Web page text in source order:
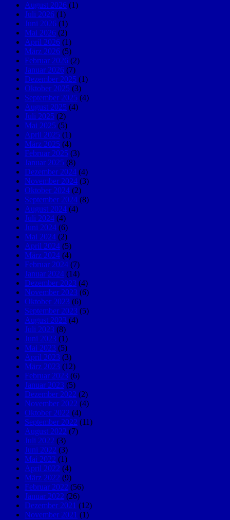
August 2026 (1)
Juli 2026 (1)
Juni 2026 (1)
Mai 2026 (2)
April 2026 (1)
März 2026 (5)
Februar 2026 (2)
Januar 2026 (7)
Dezember 2025 (1)
Oktober 2025 (3)
September 2025 (4)
August 2025 (4)
Juli 2025 (2)
Mai 2025 (5)
April 2025 (1)
März 2025 (4)
Februar 2025 (3)
Januar 2025 (8)
Dezember 2024 (4)
November 2024 (3)
Oktober 2024 (2)
September 2024 (8)
August 2024 (4)
Juli 2024 (4)
Juni 2024 (6)
Mai 2024 (2)
April 2024 (5)
März 2024 (4)
Februar 2024 (7)
Januar 2024 (14)
Dezember 2023 (4)
November 2023 (6)
Oktober 2023 (6)
September 2023 (5)
August 2023 (4)
Juli 2023 (8)
Juni 2023 (1)
Mai 2023 (5)
April 2023 (3)
März 2023 (12)
Februar 2023 (6)
Januar 2023 (5)
Dezember 2022 (2)
November 2022 (4)
Oktober 2022 (4)
September 2022 (11)
August 2022 (7)
Juli 2022 (3)
Juni 2022 (3)
Mai 2022 (1)
April 2022 (4)
März 2022 (9)
Februar 2022 (56)
Januar 2022 (26)
Dezember 2021 (12)
November 2021 (1)